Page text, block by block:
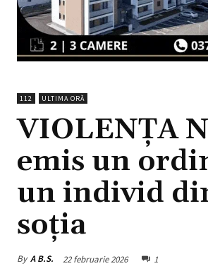
112 ULTIMA ORĂ
VIOLENȚA
emis un
un individ
soția
By A B.S. 22 februarie 2026 1